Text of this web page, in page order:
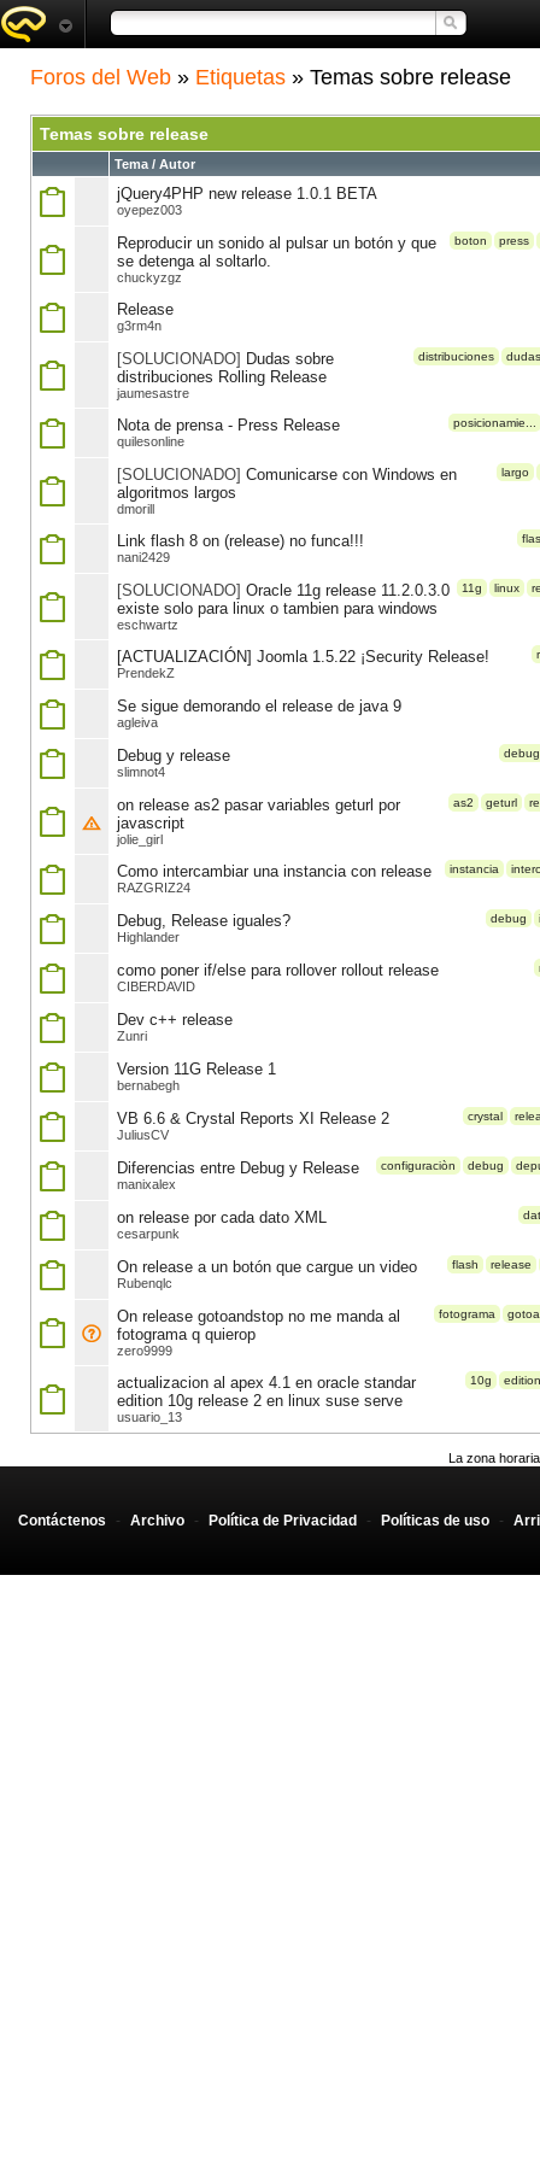
Foros del Web » Etiquetas » Temas sobre release
Temas sobre release
Tema / Autor
jQuery4PHP new release 1.0.1 BETA
oyepez003
boton press
Reproducir un sonido al pulsar un botón y que
se detenga al soltarlo.
chuckyzgz
Release
g3rm4n
distribuciones dudas
[SOLUCIONADO] Dudas sobre
distribuciones Rolling Release
jaumesastre
posicionamie...
Nota de prensa - Press Release
quilesonline
largo
[SOLUCIONADO] Comunicarse con Windows en
algoritmos largos
dmorill
Link flash 8 on (release) no funca!!!
nani2429
11g linux
[SOLUCIONADO] Oracle 11g release 11.2.0.3.0
existe solo para linux o tambien para windows
eschwartz
[ACTUALIZACIÓN] Joomla 1.5.22 ¡Security Release!
PrendekZ
Se sigue demorando el release de java 9
agleiva
debug
Debug y release
slimnot4
as2 geturl
on release as2 pasar variables geturl por
javascript
jolie_girl
instancia
Como intercambiar una instancia con release
RAZGRIZ24
debug
Debug, Release iguales?
Highlander
como poner if/else para rollover rollout release
CIBERDAVID
Dev c++ release
Zunri
Version 11G Release 1
bernabegh
crystal
VB 6.6 & Crystal Reports XI Release 2
JuliusCV
configuraciòn debug
Diferencias entre Debug y Release
manixalex
on release por cada dato XML
cesarpunk
flash release
On release a un botón que cargue un video
Rubenqlc
fotograma
On release gotoandstop no me manda al
fotograma q quierop
zero9999
10g edition
actualizacion al apex 4.1 en oracle standar
edition 10g release 2 en linux suse serve
usuario_13
La zona
Contáctenos - Archivo - Política de Privacidad - Políticas de uso -